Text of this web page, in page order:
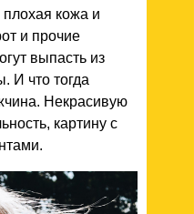
кожа и
и прочие
выпасть из
И что тогда
Некрасивую
картину с